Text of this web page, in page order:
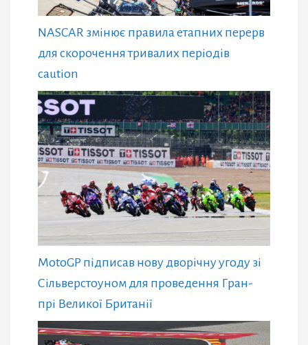
NASCAR змінює правила етапних перерв
для скорочення тривалих періодів
caution
MotoGP підписав нову дворічну угоду зі
Сільверстоуном для проведення Гран-
прі Великої Британії